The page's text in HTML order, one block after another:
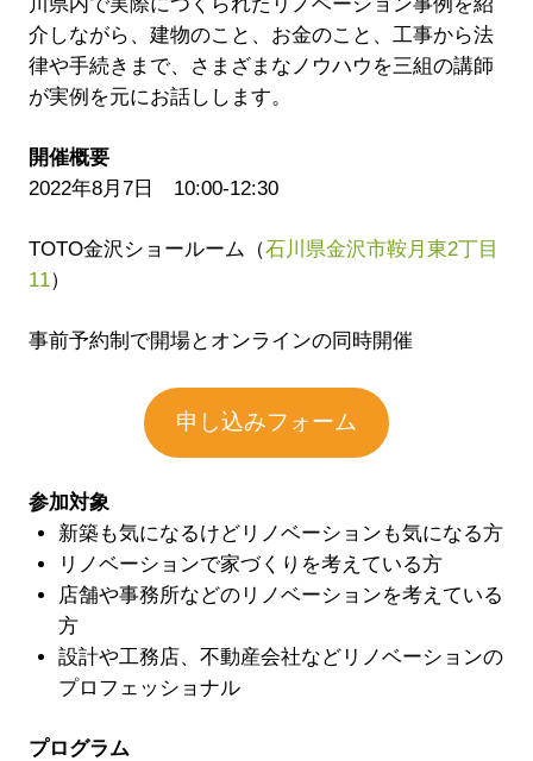
介しながら、建物のこと、お金のこと、工事から法
律や手続きまで、さまざまなノウハウを三組の講師
が実例を元にお話しします。
開催概要
2022年8月7日 10:00-12:30
TOTO金沢ショールーム（石川県金沢市鞍月東2丁目
11）
事前予約制で開場とオンラインの同時開催
申し込みフォーム
参加対象
新築も気になるけどリノベーションも気になる方
リノベーションで家づくりを考えている方
店舗や事務所などのリノベーションを考えている
方
設計や工務店、不動産会社などリノベーションの
プロフェッショナル
プログラム